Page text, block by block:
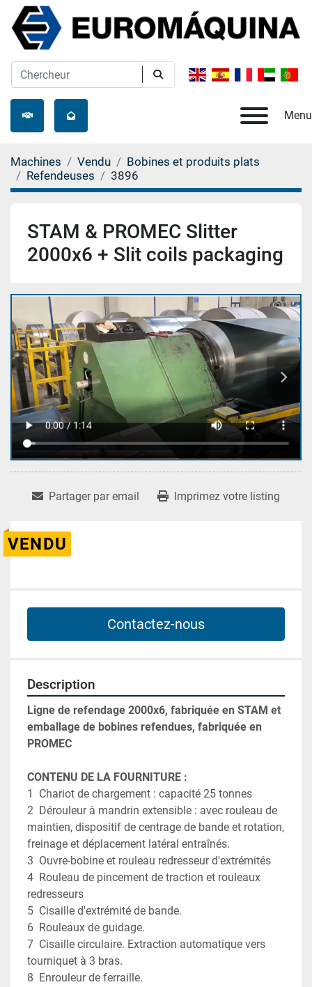
Menu
Machines Vendu
Bobines et produits plats
Refendeuses
3896
STAM & PROMEC Slitter
2000x6 + Slit coils packaging
Partager par email Imprimez votre listing
VENDU
Contactez-nous
Description
Ligne de refendage 2000x6, fabriquée en STAM et
emballage de bobines refendues, fabriquée en
PROMEC
CONTENU DE LA FOURNITURE :
1  Chariot de chargement : capacité 25 tonnes
2  Dérouleur à mandrin extensible : avec rouleau de
maintien, dispositif de centrage de bande et rotation,
freinage et déplacement latéral entraînés.
3  Ouvre-bobine et rouleau redresseur d'extrémités
4  Rouleau de pincement de traction et rouleaux
redresseurs
5  Cisaille d'extrémité de bande.
6  Rouleaux de guidage.
7  Cisaille circulaire. Extraction automatique vers
tourniquet à 3 bras.
8  Enrouleur de ferraille.